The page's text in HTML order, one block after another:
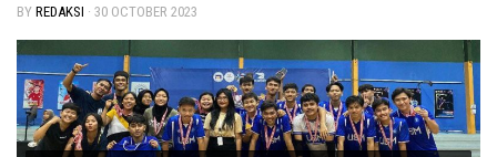
BY REDAKSI · 30 OCTOBER 2023